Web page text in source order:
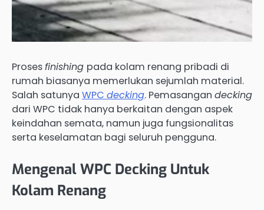
Prosesfinishing pada kolam renang pribadi di
rumah biasanya memerlukan sejumlah material.
Salah satunya WPC decking. Pemasangan decking
dari WPC tidak hanya berkaitan dengan aspek
keindahan semata, namun juga fungsionalitas
serta keselamatan bagi seluruh pengguna.
Mengenal WPC Decking Untuk
Kolam Renang